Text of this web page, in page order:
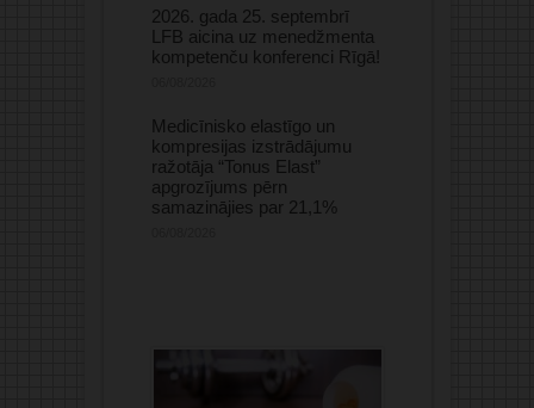
2026. gada 25. septembrī
LFB aicina uz menedžmenta
kompetenču konferenci Rīgā!
Medicīnisko elastīgo un
kompresijas izstrādājumu
ražotāja “Tonus Elast”
apgrozījums pērn
samazinājies par 21,1%